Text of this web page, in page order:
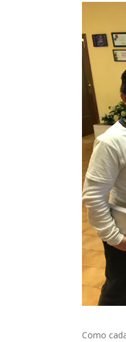
Como